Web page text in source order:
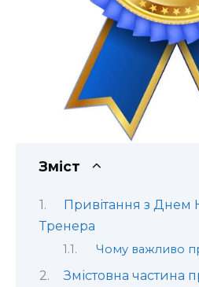
Зміст
Привітання з Днем
Тренера
Чому важливо
Змістовна частина